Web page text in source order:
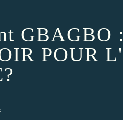
GBAGBO :
POUR L'